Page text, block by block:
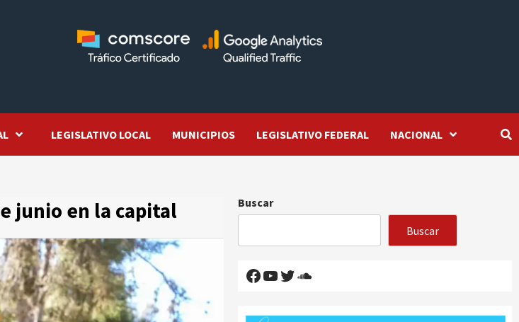
LEGISLATIVO LOCAL MUNICIPIOS LEGISLATIVO FEDERAL NACIONAL
junio en la capital
Buscar
Buscar
Facebook
YouTube
Twitter
SoundCloud